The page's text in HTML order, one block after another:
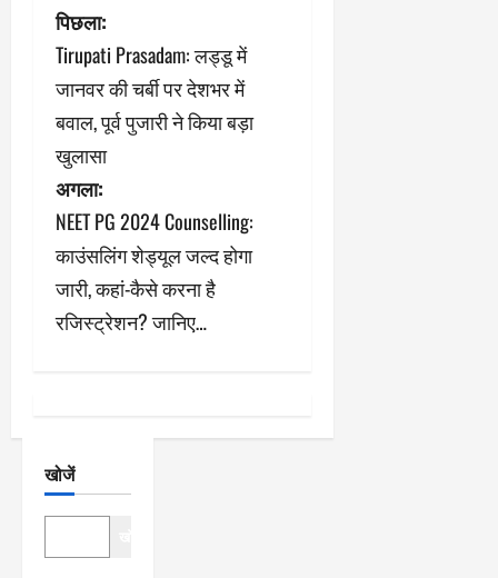
पो
स्ट
ने
वि
गे
श
न
पिछला:
Tirupati Prasadam: लड्डू में
जानवर की चर्बी पर देशभर में
बवाल, पूर्व पुजारी ने किया बड़ा
खुलासा
अगला:
NEET PG 2024 Counselling:
काउंसलिंग शेड्यूल जल्द होगा
जारी, कहां-कैसे करना है
रजिस्ट्रेशन? जानिए…
खोजें